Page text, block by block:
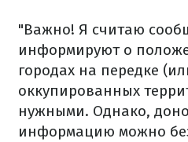
"Важно! Я считаю
информируют о
городах на передке
оккупированных
нужными. Однако,
информацию можно